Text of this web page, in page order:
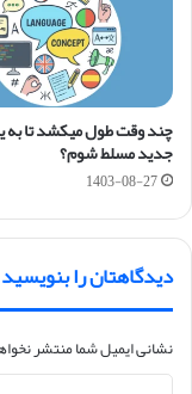
چند وقت طول میکشد تا به
جدید مسلط شوم؟
1403-08-27
دیدگاهتان را بنویسید
نشانی ایمیل شما منتشر